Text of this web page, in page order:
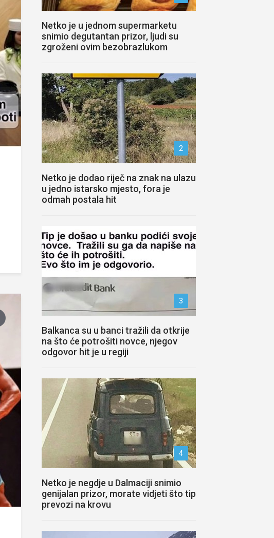
Netko je u jednom supermarketu
snimio degutantan prizor, ljudi su
zgroženi ovim bezobrazlukom
2
Netko je dodao riječ na znak na ulazu
u jedno istarsko mjesto, fora je
odmah postala hit
3
Balkanca su u banci tražili da otkrije
na što će potrošiti novce, njegov
odgovor hit je u regiji
4
Netko je negdje u Dalmaciji snimio
genijalan prizor, morate vidjeti što tip
prevozi na krovu